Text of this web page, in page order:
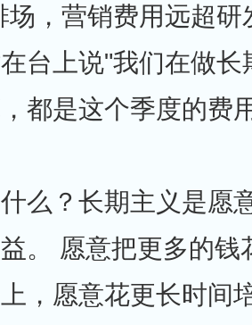
场，营销费用远超
台上说"我们在做
都是这个季度的费
么？长期主义是愿
。 愿意把更多的钱
，愿意花更长时间